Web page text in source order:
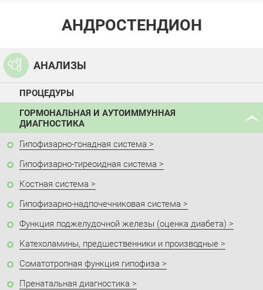
АНДРОСТЕНДИОН
АНАЛИЗЫ
ПРОЦЕДУРЫ
ГОРМОНАЛЬНАЯ И АУТОИММУННАЯ
ДИАГНОСТИКА
Гипофизарно-гонадная система
Гипофизарно-тиреоидная система
Костная система
Гипофизарно-надпочечниковая система
Функция поджелудочной железы (оценка диабета)
Катехоламины, предшественники и производные
Соматотропная функция гипофиза
Пренатальная диагностика